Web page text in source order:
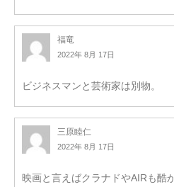
福竜
2022年 8月 17日
ビジネスマンと芸術家は別物。
三原睦仁
2022年 8月 17日
映画と言えばクラナドやAIRも酷